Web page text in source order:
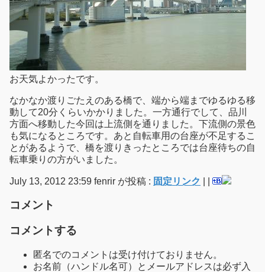
お天気よかったです。
なかなか渡りごたえのある橋で、端から端までゆるゆる移
動して20分くらいかかりました。一方通行でして、品川
方面へ移動した今回は上流側を通りました。下流側の景色
も気になるところです。あと自転車用の台座が不足するこ
とがあるようで、橋を渡りきったところでは台座待ちの自
転車乗りの方がいました。
July 13, 2012 23:59 fenrir が投稿 : 固定リンク
コメント
コメントする
匿名でのコメントは受け付けておりません。
お名前（ハンドル名可）とメールアドレスは必ず入